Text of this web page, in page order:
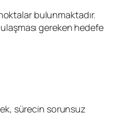
bulunmaktadır.
gereken hedefe
sürecin sorunsuz